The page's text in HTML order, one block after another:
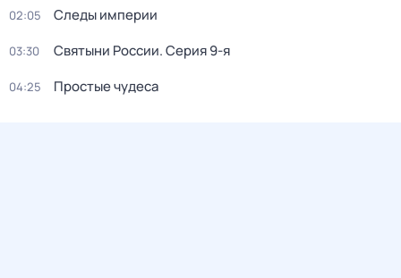
02:05 Следы империи
03:30 Святыни России. Серия 9-я
04:25 Простые чудеса